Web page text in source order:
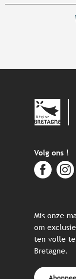
Volg ons !
Mis onze
om
ten volle
Bretagne.